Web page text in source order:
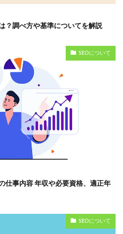
？調べ方や基準についてを解説
SEOについて
仕事内容 年収や必要資格、適正年
SEOについて